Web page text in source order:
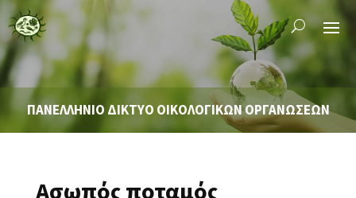
ΠΑΝΕΛΛΗΝΙΟ ΔΙΚΤΥΟ ΟΙΚΟΛΟΓΙΚΩΝ ΟΡΓΑΝΩΣΕΩΝ
Ασωπός ποταμός